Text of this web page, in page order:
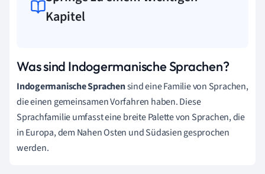
Kapitel
Was sind Indogermanische Sprachen?
Indogermanische Sprachensind eine Familie von Sprachen,
die einen gemeinsamen Vorfahren haben. Diese
Sprachfamilie umfasst eine breite Palette von Sprachen, die
in Europa, dem Nahen Osten und Südasien gesprochen
werden.